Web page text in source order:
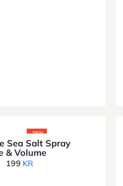
-25%
Sea Salt Spray
& Volume
199 KR